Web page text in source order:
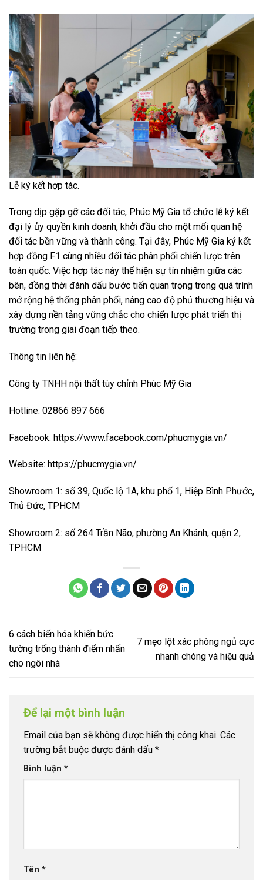
Lễ ký kết hợp tác.
Trong dịp gặp gỡ các đối tác, Phúc Mỹ Gia tổ chức lễ ký kết
đại lý ủy quyền kinh doanh, khởi đầu cho một mối quan hệ
đối tác bền vững và thành công. Tại đây, Phúc Mỹ Gia ký kết
hợp đồng F1 cùng nhiều đối tác phân phối chiến lược trên
toàn quốc. Việc hợp tác này thể hiện sự tín nhiệm giữa các
bên, đồng thời đánh dấu bước tiến quan trọng trong quá trình
mở rộng hệ thống phân phối, nâng cao độ phủ thương hiệu và
xây dựng nền tảng vững chắc cho chiến lược phát triển thị
trường trong giai đoạn tiếp theo.
Thông tin liên hệ:
Công ty TNHH nội thất tùy chỉnh Phúc Mỹ Gia
Hotline: 02866 897 666
Facebook: https://www.facebook.com/phucmygia.vn/
Website: https://phucmygia.vn/
Showroom 1: số 39, Quốc lộ 1A, khu phố 1, Hiệp Bình Phước,
Thủ Đức, TPHCM
Showroom 2: số 264 Trần Não, phường An Khánh, quận 2,
TPHCM
6 cách biến hóa khiến bức
tường trống thành điểm nhấn
cho ngôi nhà
7 mẹo lột xác phòng ngủ cực
nhanh chóng và hiệu quả
Để lại một bình luận
Email của bạn sẽ không được hiển thị công khai. Các
trường bắt buộc được đánh dấu *
Bình luận *
Tên *